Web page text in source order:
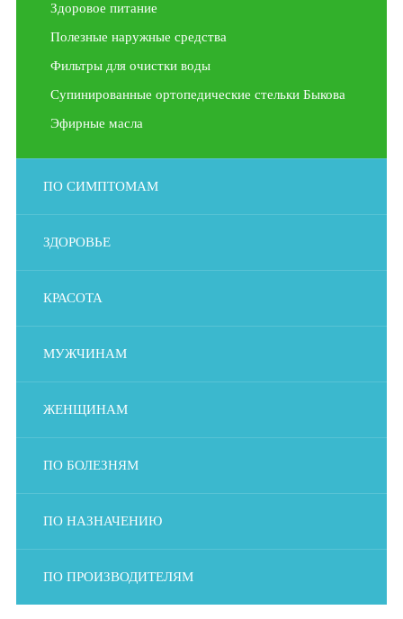
Здоровое питание
Полезные наружные средства
Фильтры для очистки воды
Супинированные ортопедические стельки Быкова
Эфирные масла
ПО СИМПТОМАМ
ЗДОРОВЬЕ
КРАСОТА
МУЖЧИНАМ
ЖЕНЩИНАМ
ПО БОЛЕЗНЯМ
ПО НАЗНАЧЕНИЮ
ПО ПРОИЗВОДИТЕЛЯМ